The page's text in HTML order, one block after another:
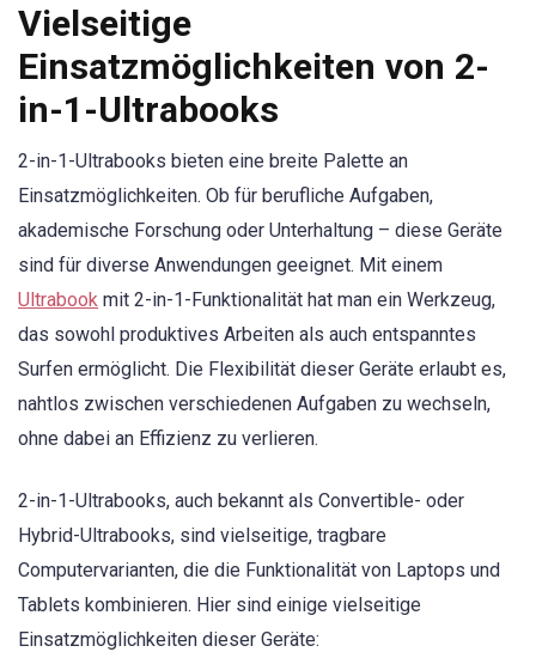
Vielseitige
Einsatzmöglichkeiten von 2-
in-1-Ultrabooks
2-in-1-Ultrabooks bieten eine breite Palette an
Einsatzmöglichkeiten. Ob für berufliche Aufgaben,
akademische Forschung oder Unterhaltung – diese Geräte
sind für diverse Anwendungen geeignet. Mit einem
Ultrabook mit 2-in-1-Funktionalität hat man ein Werkzeug,
das sowohl produktives Arbeiten als auch entspanntes
Surfen ermöglicht. Die Flexibilität dieser Geräte erlaubt es,
nahtlos zwischen verschiedenen Aufgaben zu wechseln,
ohne dabei an Effizienz zu verlieren.
2-in-1-Ultrabooks, auch bekannt als Convertible- oder
Hybrid-Ultrabooks, sind vielseitige, tragbare
Computervarianten, die die Funktionalität von Laptops und
Tablets kombinieren. Hier sind einige vielseitige
Einsatzmöglichkeiten dieser Geräte: